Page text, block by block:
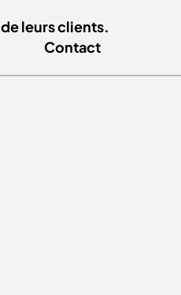
leurs clients.
Contact